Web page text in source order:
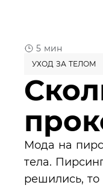
5 мин
УХОД ЗА ТЕЛОМ
Мода на
тела.
решились, то